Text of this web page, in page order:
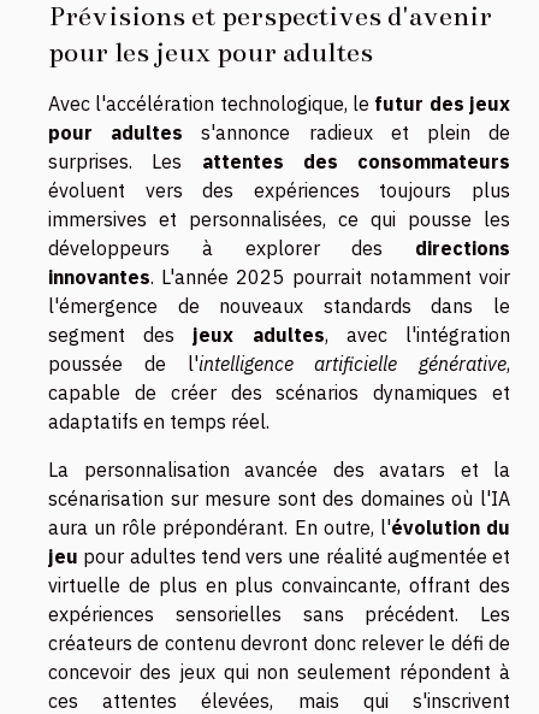
Prévisions et perspectives d'avenir
pour les jeux pour adultes
Avec l'accélération technologique, le futur des jeux
pour adultes s'annonce radieux et plein de
surprises. Les attentes des consommateurs
évoluent vers des expériences toujours plus
immersives et personnalisées, ce qui pousse les
développeurs à explorer des directions
innovantes. L'année 2025 pourrait notamment voir
l'émergence de nouveaux standards dans le
segment des jeux adultes, avec l'intégration
poussée de l'intelligence artificielle générative,
capable de créer des scénarios dynamiques et
adaptatifs en temps réel.
La personnalisation avancée des avatars et la
scénarisation sur mesure sont des domaines où l'IA
aura un rôle prépondérant. En outre, l'évolution du
jeu pour adultes tend vers une réalité augmentée et
virtuelle de plus en plus convaincante, offrant des
expériences sensorielles sans précédent. Les
créateurs de contenu devront donc relever le défi de
concevoir des jeux qui non seulement répondent à
ces attentes élevées, mais qui s'inscrivent